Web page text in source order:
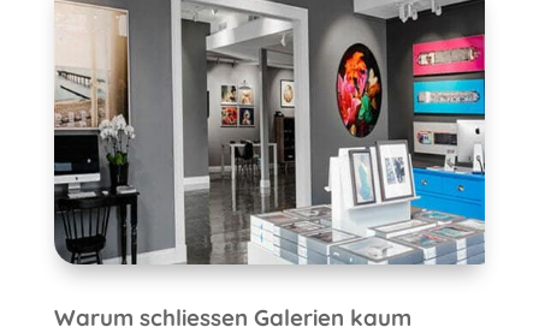
Warum schliessen Galerien kaum